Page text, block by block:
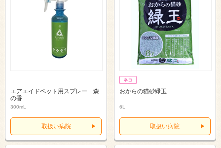
エアエイドペット用スプレー 森
の香
300mL
取扱い病院
おからの猫砂緑玉
6L
取扱い病院